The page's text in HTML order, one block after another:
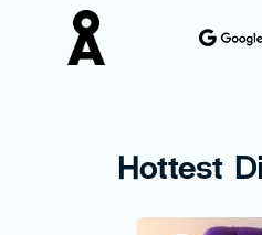
Hottest